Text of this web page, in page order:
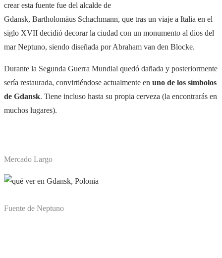
crear esta fuente fue del alcalde de
Gdansk, Bartholomäus Schachmann, que tras un viaje a Italia en el
siglo XVII decidió decorar la ciudad con un monumento al dios del
mar Neptuno, siendo diseñada por Abraham van den Blocke.
Durante la Segunda Guerra Mundial quedó dañada y posteriormente
sería restaurada, convirtiéndose actualmente en uno de los símbolos
de Gdansk. Tiene incluso hasta su propia cerveza (la encontrarás en
muchos lugares).
Mercado Largo
Fuente de Neptuno